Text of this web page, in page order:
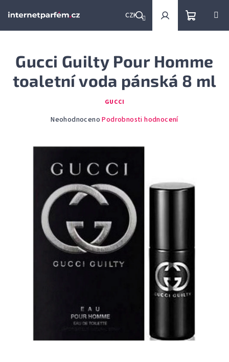
CZK
Hledat PřihlášeníNákupní
košík
Gucci Guilty Pour Homme
toaletní voda pánská 8 ml
GUCCI
Průměrné
je
0,0
z
hvězdiček.
Neohodnoceno Podrobnosti hodnocení